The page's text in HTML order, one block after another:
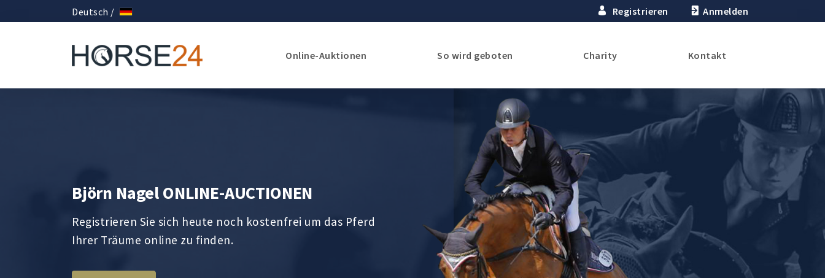
Deutsch / Registrieren Anmelden
Online-Auktionen So wird geboten Charity Kontakt
Björn Nagel ONLINE-AUCTIONEN
Registrieren Sie sich heute noch kostenfrei um das Pferd
Ihrer Träume online zu finden.